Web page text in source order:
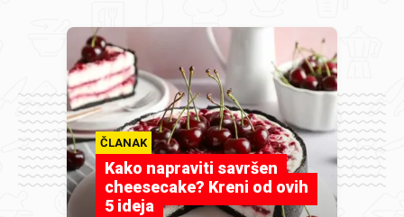
ČLANAK
Kako napraviti savršen
cheesecake? Kreni od ovih
5 ideja